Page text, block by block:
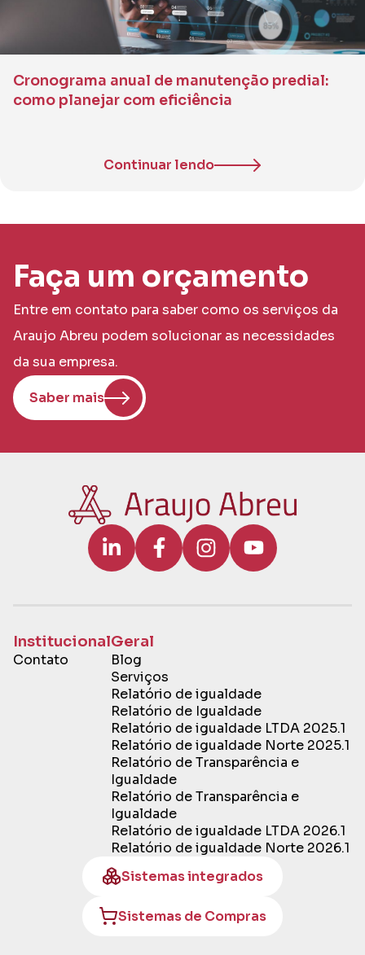
Cronograma anual de manutenção predial:
como planejar com eficiência
Continuar lendo
Faça um orçamento
Entre em contato para saber como os serviços da
Araujo Abreu podem solucionar as necessidades
da sua empresa.
Saber mais
Institucional
Contato
Geral
Blog
Serviços
Relatório de igualdade
Relatório de Igualdade
Relatório de igualdade LTDA 2025.1
Relatório de igualdade Norte 2025.1
Relatório de Transparência e
Igualdade
Relatório de Transparência e
Igualdade
Relatório de igualdade LTDA 2026.1
Relatório de igualdade Norte 2026.1
Sistemas integrados
Sistemas de Compras